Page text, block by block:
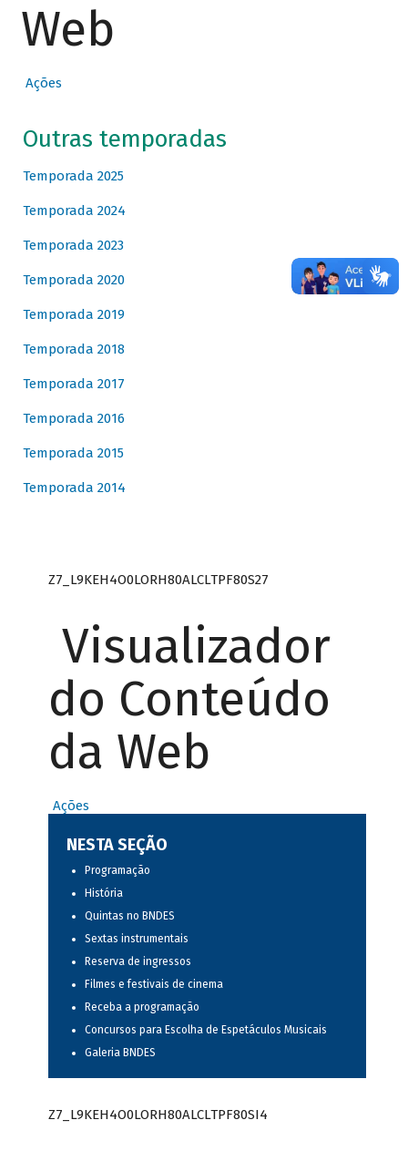
Web
Ações
Outras temporadas
Temporada 2025
Temporada 2024
Temporada 2023
Temporada 2020
Temporada 2019
Temporada 2018
Temporada 2017
Temporada 2016
Temporada 2015
Temporada 2014
Z7_L9KEH4O0LORH80ALCLTPF80S27
Visualizador
do Conteúdo
da Web
Ações
NESTA SEÇÃO
Programação
História
Quintas no BNDES
Sextas instrumentais
Reserva de ingressos
Filmes e festivais de cinema
Receba a programação
Concursos para Escolha de Espetáculos Musicais
Galeria BNDES
Z7_L9KEH4O0LORH80ALCLTPF80SI4